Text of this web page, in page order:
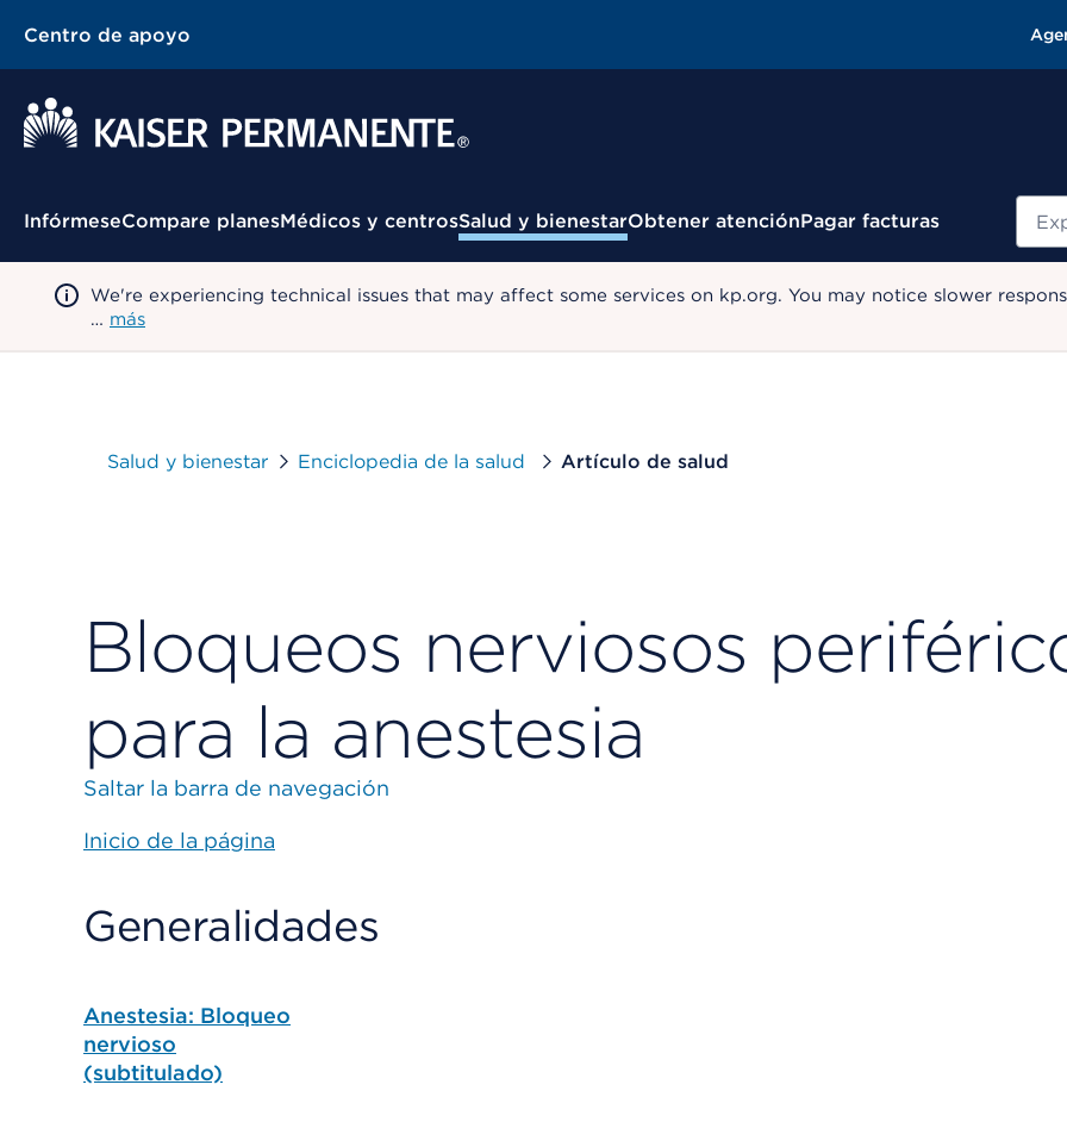
Centro de apoyo
Menú contextual
InfórmeseCompare planesMédicos y centrosSalud y bienestarObtener atenciónPagar facturas
We're experiencing technical issues that may affect some services on kp.org. You may notice slower
… más
Salud y bienestar Enciclopedia de la salud Artículo de salud
Bloqueos nerviosos
para la anestesia
Saltar la barra de navegación
Inicio de la página
Generalidades
Anestesia: Bloqueo
nervioso
(subtitulado)